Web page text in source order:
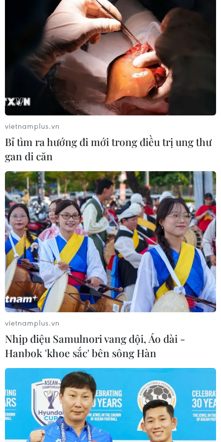
#Bảng xếp hạng của FIFA
#Việt Nam vô địch AFF Suzuki Cup 2018
#Vòng chung kết World Cup
#Vị trí Việt Nam trên bản đồ bóng đá thế giới
#Tin tức hot
#Tin tức 24h #VietnamPlus
Theo dõi VietnamPlus
TIN LIÊN QUAN
vietnamplus.vn
Bỉ tìm ra hướng đi mới trong điều trị ung thư
gan di căn
vietnamplus.vn
Nhịp điệu Samulnori vang dội, Áo dài -
Hanbok 'khoe sắc' bên sông Hàn